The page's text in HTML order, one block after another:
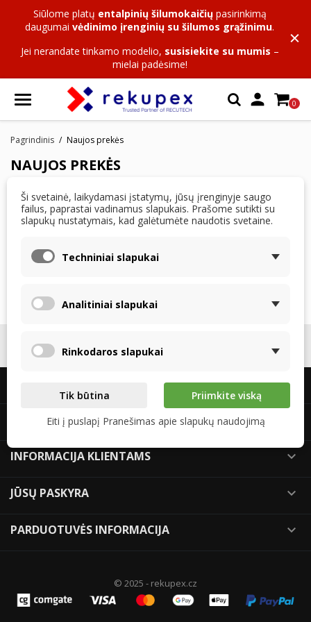
Siūlome platų entalpinių šilumokaičių pasirinkimą
daugumai vėdinimo įrenginių su šilumos grąžinimu.
Jei nerandate tinkamo modelio, susisiekite su mumis –
mielai padėsime!
 0
Pagrindinis Naujos prekės
NAUJOS PREKĖS
Prekių nėra
Sekite naujienas! Čia bus pateikiama daugiau prekių, kai
SEKITE MUS

APIE REKUPEX
INFORMACIJA KLIENTAMS 
JŪSŲ PASKYRA 
PARDUOTUVĖS INFORMACIJA 
© 2025 - rekupex.cz
Ši svetainė, laikydamasi įstatymų, jūsų įrenginyje saugo
failus, paprastai vadinamus slapukais. Prašome sutikti su
slapukų nustatymais, kad galėtumėte naudotis svetaine.
Techniniai slapukai
Analitiniai slapukai
Rinkodaros slapukai
Tik būtina
Priimkite viską
Eiti į puslapį Pranešimas apie slapukų naudojimą